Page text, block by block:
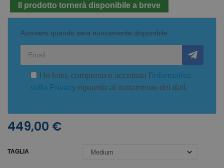
Il prodotto tornerà disponibile a breve
Avvisami quando sarà nuovamente disponibile
Ho letto, compreso e accettato l'informativa
sulla Privacy riguardo al trattamento dei dati.
449,00 €
TAGLIA